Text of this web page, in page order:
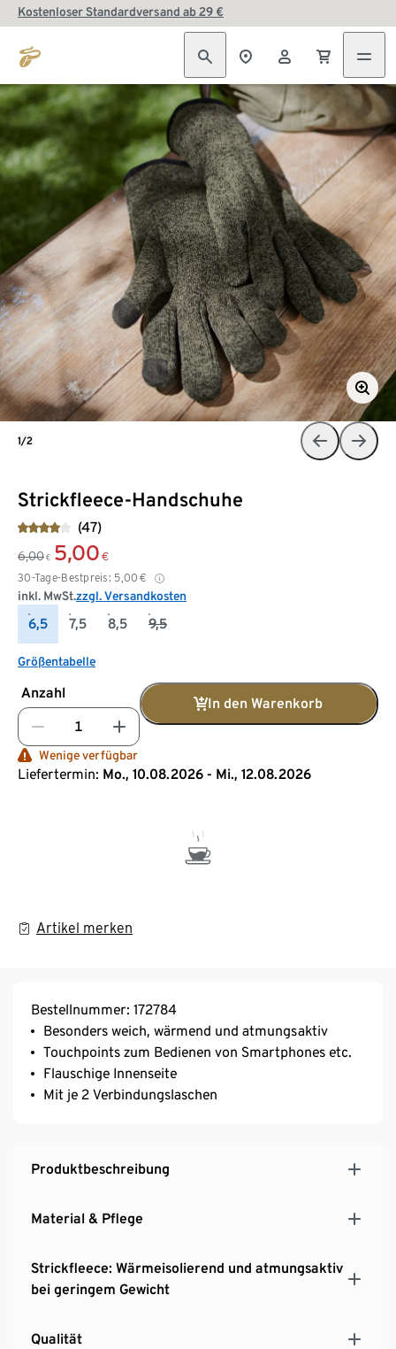
Kostenloser Standardversand ab 29 €
Strickfleece-Handschuhe
(47)
6,00 € 5,00 €
30-Tage-Bestpreis: 5,00 €
inkl. MwSt.zzgl. Versandkosten
6,5 7,5 8,5 9,5
Größentabelle
Anzahl
In den Warenkorb
Wenige verfügbar
Liefertermin: Mo., 10.08.2026 - Mi., 12.08.2026
Artikel merken
1/2
Bestellnummer: 172784
Besonders weich, wärmend und atmungsaktiv
Touchpoints zum Bedienen von Smartphones etc.
Flauschige Innenseite
Mit je 2 Verbindungslaschen
Produktbeschreibung
Material & Pflege
Strickfleece: Wärmeisolierend und atmungsaktiv
bei geringem Gewicht
Qualität